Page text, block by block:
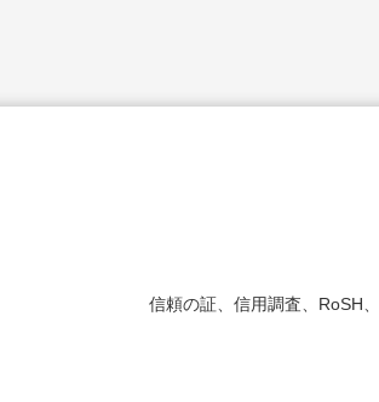
信頼の証、信用調査、RoSH